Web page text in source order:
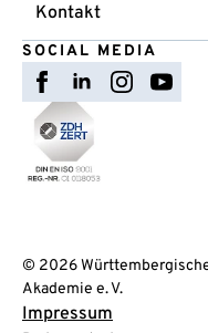
Kontakt
SOCIAL MEDIA
© 2026
Akademie e. V.
Impressum